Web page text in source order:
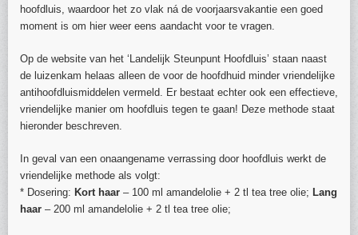
hoofdluis, waardoor het zo vlak ná de voorjaarsvakantie een goed
moment is om hier weer eens aandacht voor te vragen.
Op de website van het ‘Landelijk Steunpunt Hoofdluis’ staan naast
de luizenkam helaas alleen de voor de hoofdhuid minder vriendelijke
antihoofdluismiddelen vermeld. Er bestaat echter ook een effectieve,
vriendelijke manier om hoofdluis tegen te gaan! Deze methode staat
hieronder beschreven.
In geval van een onaangename verrassing door hoofdluis werkt de
vriendelijke methode als volgt:
* Dosering: Kort haar – 100 ml amandelolie + 2 tl tea tree olie; Lang
haar – 200 ml amandelolie + 2 tl tea tree olie;